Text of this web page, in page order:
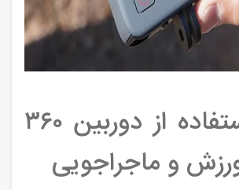
مزایای استفاده از دوربین‌ ۳۶۰
و ماجراجویی